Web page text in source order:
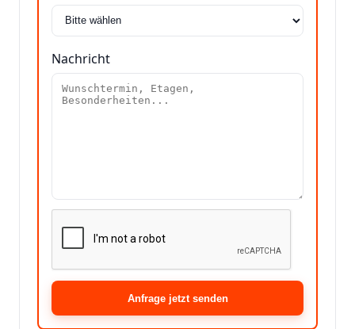
Nachricht
Anfrage jetzt senden